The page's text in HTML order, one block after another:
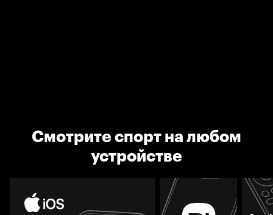
Смотрите спорт на любом
устройстве